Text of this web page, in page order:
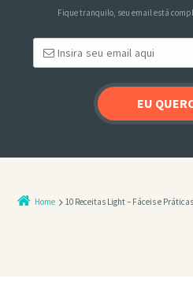
Fique tranquilo, seu email está
Home 10 Receitas Light – Fáceis e Práticas